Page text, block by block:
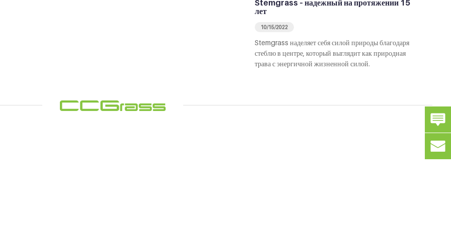
Stemgrass – надежный на протяжении 15
лет
10/15/2022
Stemgrass наделяет себя силой природы благодаря
стеблю в центре, который выглядит как природная
трава с энергичной жизненной силой.